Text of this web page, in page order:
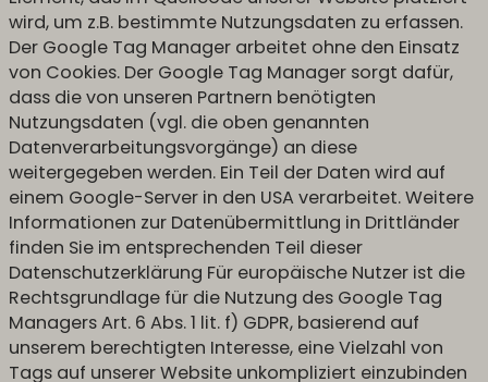
wird, um z.B. bestimmte Nutzungsdaten zu erfassen.
Der Google Tag Manager arbeitet ohne den Einsatz
von Cookies. Der Google Tag Manager sorgt dafür,
dass die von unseren Partnern benötigten
Nutzungsdaten (vgl. die oben genannten
Datenverarbeitungsvorgänge) an diese
weitergegeben werden. Ein Teil der Daten wird auf
einem Google-Server in den USA verarbeitet. Weitere
Informationen zur Datenübermittlung in Drittländer
finden Sie im entsprechenden Teil dieser
Datenschutzerklärung Für europäische Nutzer ist die
Rechtsgrundlage für die Nutzung des Google Tag
Managers Art. 6 Abs. 1 lit. f) GDPR, basierend auf
unserem berechtigten Interesse, eine Vielzahl von
Tags auf unserer Website unkompliziert einzubinden